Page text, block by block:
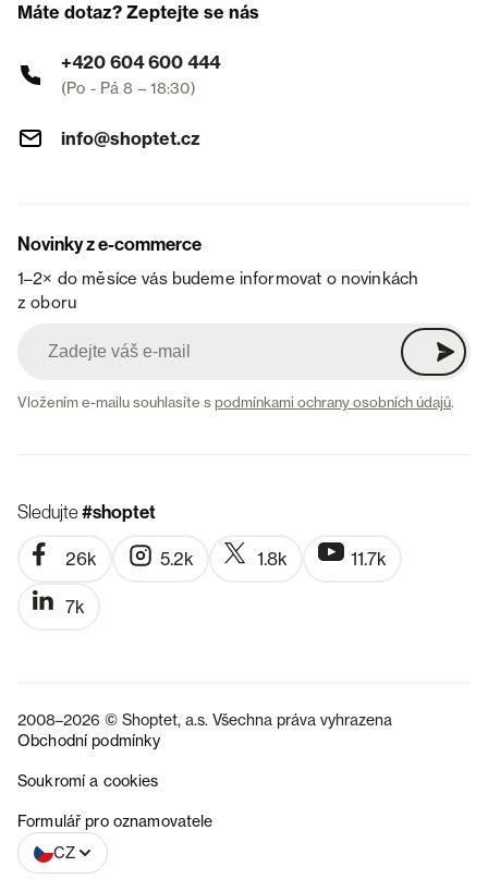
Máte dotaz? Zeptejte se nás
+420 604 600 444
(Po - Pá 8 – 18:30)
info@shoptet.cz
Novinky z e-commerce
1–2× do měsíce vás budeme informovat o novinkách
z oboru
Vložením e-mailu souhlasíte spodmínkami ochrany osobních údajů.
Sledujte#shoptet
26k 5.2k 1.8k 11.7k
7k
2008–2026 © Shoptet, a.s. Všechna práva vyhrazena
Obchodní podmínky
Soukromí a cookies
Formulář pro oznamovatele
CZ